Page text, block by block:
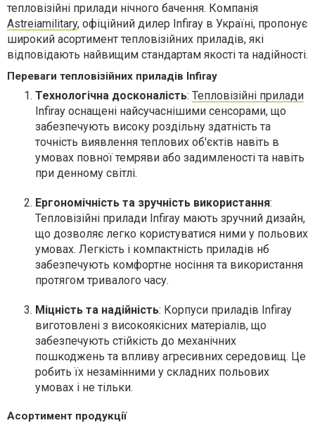
тепловізійні прилади нічного бачення. Компанія
Astreiamilitary, офіційний дилер Infiray в Україні, пропонує
широкий асортимент тепловізійних приладів, які
відповідають найвищим стандартам якості та надійності.
Переваги тепловізійних приладів Infiray
Технологічна досконалість: Тепловізійні прилади
Infiray оснащені найсучаснішими сенсорами, що
забезпечують високу роздільну здатність та
точність виявлення теплових об'єктів навіть в
умовах повної темряви або задимленості та навіть
при денному світлі.
Ергономічність та зручність використання:
Тепловізійні прилади Infiray мають зручний дизайн,
що дозволяє легко користуватися ними у польових
умовах. Легкість і компактність приладів нб
забезпечують комфортне носіння та використання
протягом тривалого часу.
Міцність та надійність: Корпуси приладів Infiray
виготовлені з високоякісних матеріалів, що
забезпечують стійкість до механічних
пошкоджень та впливу агресивних середовищ. Це
робить їх незамінними у складних польових
умовах і не тільки.
Асортимент продукції